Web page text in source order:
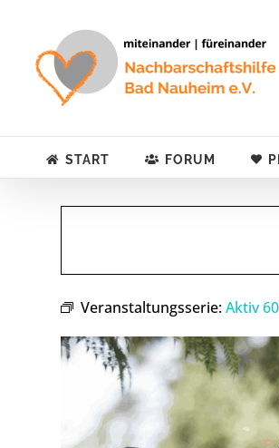
springen
START FORUM
Veranstaltungsserie:Aktiv